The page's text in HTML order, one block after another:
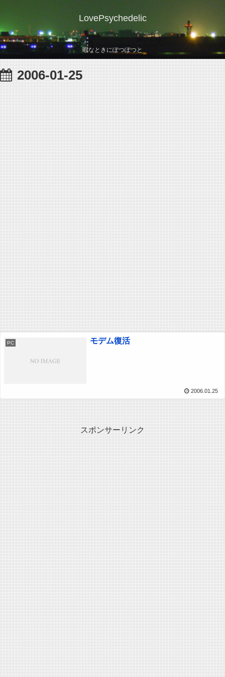
LovePsychedelic
暇なときにぽつぽつと
2006-01-25
PC モデム復活
2006.01.25
スポンサーリンク